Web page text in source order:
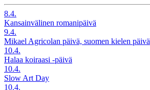
8.4.
Kansainvälinen romanipäivä
9.4.
Mikael Agricolan päivä, suomen kielen päivä
10.4.
Halaa koiraasi -päivä
10.4.
Slow Art Day
10.4.